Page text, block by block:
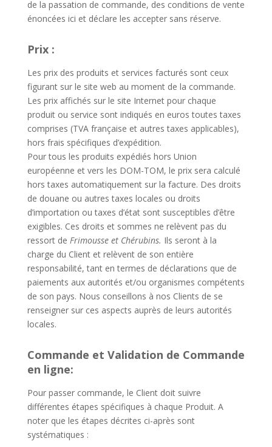
de la passation de commande, des conditions de vente
énoncées ici et déclare les accepter sans réserve.
Prix :
Les prix des produits et services facturés sont ceux
figurant sur le site web au moment de la commande.
Les prix affichés sur le site Internet pour chaque
produit ou service sont indiqués en euros toutes taxes
comprises (TVA française et autres taxes applicables),
hors frais spécifiques d’expédition.
Pour tous les produits expédiés hors Union
européenne et vers les DOM-TOM, le prix sera calculé
hors taxes automatiquement sur la facture. Des droits
de douane ou autres taxes locales ou droits
d’importation ou taxes d’état sont susceptibles d’être
exigibles. Ces droits et sommes ne relèvent pas du
ressort de Frimousse et Chérubins. Ils seront à la
charge du Client et relèvent de son entière
responsabilité, tant en termes de déclarations que de
paiements aux autorités et/ou organismes compétents
de son pays. Nous conseillons à nos Clients de se
renseigner sur ces aspects auprès de leurs autorités
locales.
Commande et Validation de Commande
en ligne:
Pour passer commande, le Client doit suivre
différentes étapes spécifiques à chaque Produit. A
noter que les étapes décrites ci-après sont
systématiques :